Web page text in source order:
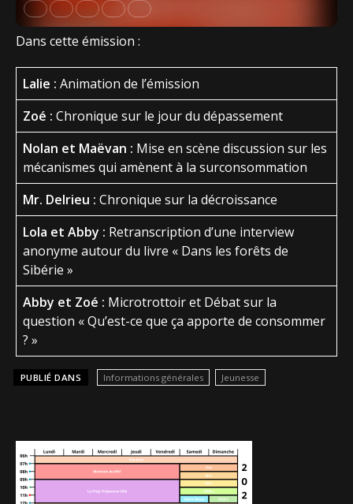
Dans cette émission :
Lalie : Animation de l’émission
Zoé : Chronique sur le jour du dépassement
Nolan et Maëvan : Mise en scène discussion sur les
mécanismes qui amènent à la surconsommation
Mr. Delrieu : Chronique sur la décroissance
Lola et Abby : Retranscription d’une interview
anonyme autour du livre « Dans les forêts de
Sibérie »
Abby et Zoé : Microtrottoir et Débat sur la
question « Qu’est-ce que ça apporte de consommer
? »
PUBLIÉ DANS Informations générales Jeunesse